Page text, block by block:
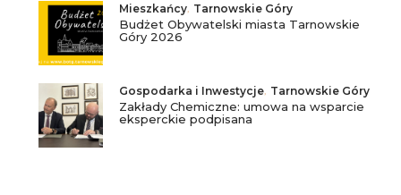
Mieszkańcy Tarnowskie Góry
Budżet Obywatelski miasta Tarnowskie
Góry 2026
Gospodarka i Inwestycje Tarnowskie Góry
Zakłady Chemiczne: umowa na wsparcie
eksperckie podpisana